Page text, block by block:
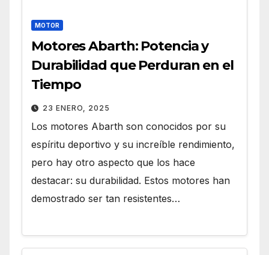
MOTOR
Motores Abarth: Potencia y
Durabilidad que Perduran en el
Tiempo
23 ENERO, 2025
Los motores Abarth son conocidos por su
espíritu deportivo y su increíble rendimiento,
pero hay otro aspecto que los hace
destacar: su durabilidad. Estos motores han
demostrado ser tan resistentes…